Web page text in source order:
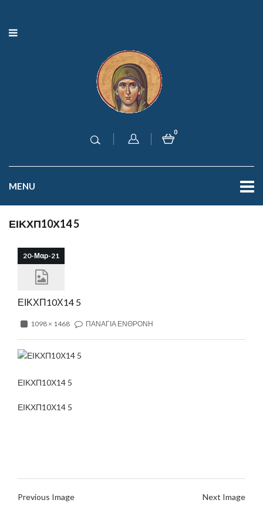
0
MENU
ΕΙΚΧΠ10Χ14 5
20-Μαρ-21
ΕΙΚΧΠ10Χ14 5
1098 × 1468 ΠΑΝΑΓΙΑ ΕΝΘΡΟΝΗ
ΕΙΚΧΠ10Χ14 5
ΕΙΚΧΠ10Χ14 5
Previous Image Next Image